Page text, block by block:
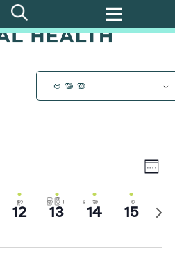
ဗမာစာ
ပွဲ
အေး
ဟူး
12
ကြာပြီ။
13
ေသာ
14
စ
15
လာ
ာ၊
ဂုတ်ဗုဒ္ဓဟူး၊
ဩဂုတ်
၁၂၊
၂၀၂၆
ကြာသပတေး၊
ဩဂုတ်
၁၃၊
၂၀၂၆
သောကြာ၊
ဩဂုတ်
၂၀၂၆
ဩဂုတ်
၁၅၊
၂၀